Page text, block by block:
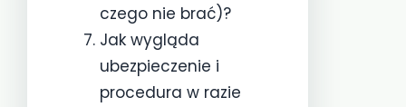
czego nie brać)?
Jak wygląda
ubezpieczenie i
procedura w razie